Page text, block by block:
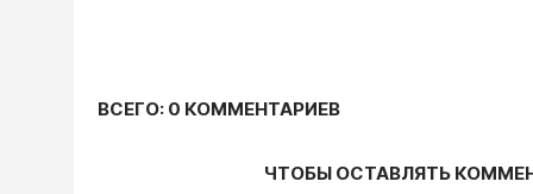
ВСЕГО: 0 КОММЕНТАРИЕВ
ЧТОБЫ ОСТАВЛЯТЬ